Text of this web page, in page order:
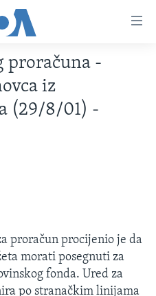
proračuna -
iz
(29/8/01) -
proračun procijenio je da
morati posegnuti za
fonda. Ured za
po stranačkim linijama